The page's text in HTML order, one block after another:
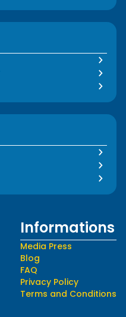
Informations
Media Press
Blog
FAQ
Privacy Policy
Terms and Conditions